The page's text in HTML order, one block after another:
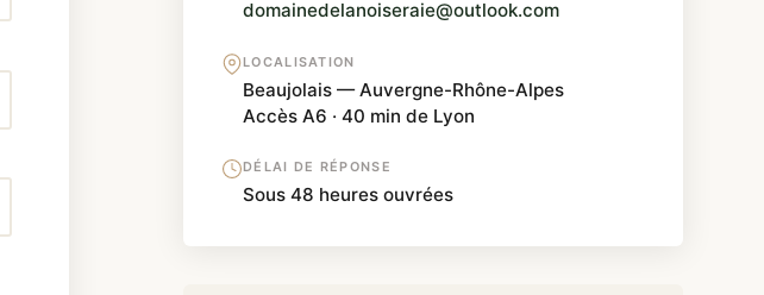
domainedelanoiseraie@outlook.com
LOCALISATION
Beaujolais — Auvergne-Rhône-Alpes
Accès A6 · 40 min de Lyon
DÉLAI DE RÉPONSE
Sous 48 heures ouvrées